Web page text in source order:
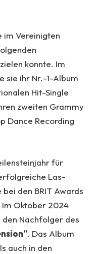
im Vereinigten
konnte. Im
sie ihr Nr.-1-Album
Hit-Single
zweiten Grammy
Dance Recording
für
Las-
den BRIT Awards
Im Oktober 2024
den Nachfolger des
. Das Album
auch in den